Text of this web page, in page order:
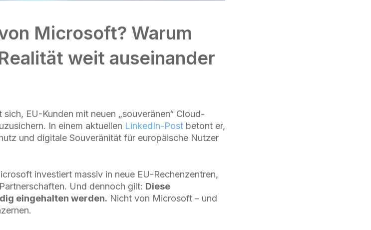
Microsoft? Warum
weit auseinander
EU-Kunden mit neuen „souveränen“ Cloud-
In einem aktuellen LinkedIn-Post betont er,
und digitale Souveränität für europäische Nutzer
investiert massiv in neue EU-Rechenzentren,
Und dennoch gilt: Diese
eingehalten werden. Nicht von Microsoft – und